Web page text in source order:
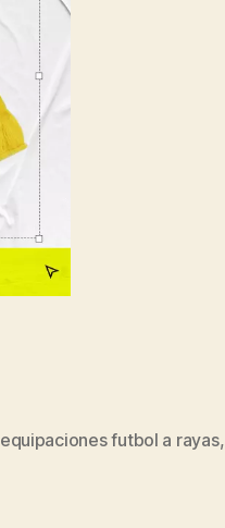
equipaciones futbol a rayas,